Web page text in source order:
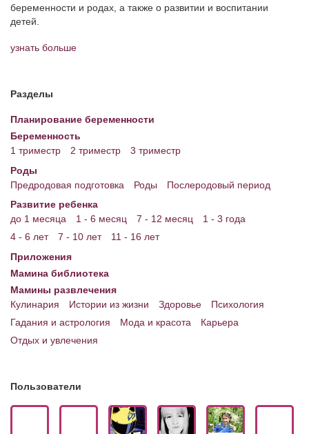
СООБЩЕСТВА
Энциклопедия
МАМИНА БИБЛИОТЕКА
Имена. Святцы
Энциклопедия беременных
Мамина энциклопедия
Сервис. Оценка роста и веса ребенка
Приложения для Android
Полезные ссылки
Блог Администратора
беременности и родах, а также о развитии и воспитании
детей.
узнать больше
Разделы
Планирование беременности
Беременность
1 триместр
2 триместр
3 триместр
Роды
Предродовая подготовка
Роды
Послеродовый период
Развитие ребенка
до 1 месяца
1 - 6 месяц 7 - 12 месяц
1 - 3 года
4 - 6 лет
7 - 10 лет
11 - 16 лет
Приложения
Мамина библиотека
Мамины развлечения
Кулинария
Истории из жизни Здоровье
Психология
Гадания и астрология
Мода и красота
Карьера
Отдых и увлечения
Пользователи